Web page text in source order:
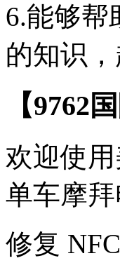
6.能够帮
的知识，
【9762
欢迎使
单车摩
修复